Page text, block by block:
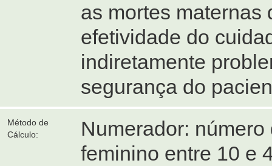
as mortes maternas
efetividade do
indiretamente
segurança do
Método de
Cálculo:
Numerador:
feminino entre 10 e